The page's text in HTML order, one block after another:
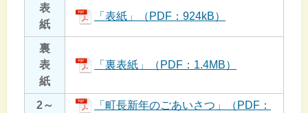
表
紙
「表紙」（PDF：924kB）
裏
表
紙
「裏表紙」（PDF：1.4MB）
2～
「町長新年のごあいさつ」（PDF：